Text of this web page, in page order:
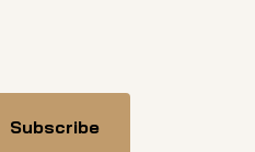
Subscribe